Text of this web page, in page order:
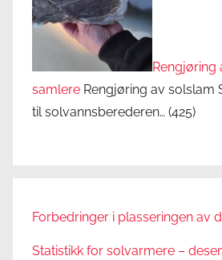
Rengjøring
samlere Rengjøring av solslam
til solvannsberederen… (425)
Forbedringer i plasseringen av
Statistikk for solvarmere –